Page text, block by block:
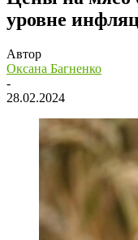
уровне
Автор
Оксана Багненко
-
28.02.2024